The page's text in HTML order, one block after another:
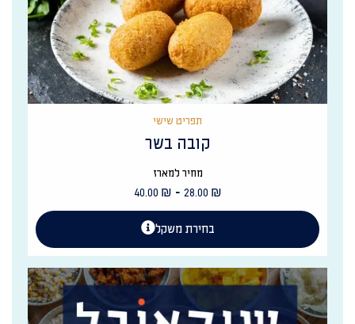
תפריט שישי
קובה בשר
מחיר למארז
28.00 ₪
-
40.00 ₪
בחירת משקל